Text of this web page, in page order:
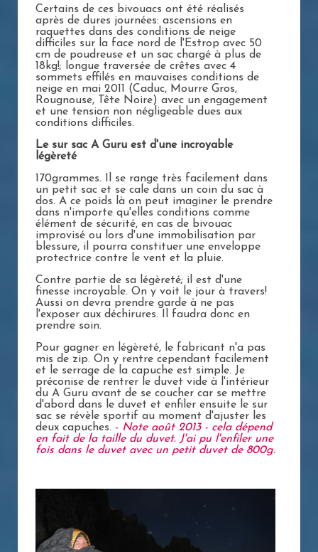
Certains de ces bivouacs ont été réalisés
après de dures journées: ascensions en
raquettes dans des conditions de neige
difficiles sur la face nord de l'Estrop avec 50
cm de poudreuse et un sac chargé à plus de
18kg!; longue traversée de crêtes avec 4
sommets effilés en mauvaises conditions de
neige en mai 2011 (Caduc, Mourre Gros,
Rougnouse, Tête Noire) avec un engagement
et une tension non négligeable dues aux
conditions difficiles.
Le sur sac A Guru est d'une incroyable
légèreté
170grammes. Il se range très facilement dans
un petit sac et se cale dans un coin du sac à
dos. A ce poids là on peut imaginer le prendre
dans n'importe qu'elles conditions comme
élément de sécurité, en cas de bivouac
improvisé ou lors d'une immobilisation par
blessure, il pourra constituer une enveloppe
protectrice contre le vent et la pluie.
Contre partie de sa légèreté; il est d'une
finesse incroyable. On y voit le jour à travers!
Aussi on devra prendre garde à ne pas
l'exposer aux déchirures. Il faudra donc en
prendre soin.
Pour gagner en légèreté, le fabricant n'a pas
mis de zip. On y rentre cependant facilement
et le serrage de la capuche est simple. Je
préconise de rentrer le duvet vide à l'intérieur
du A Guru avant de se coucher car se mettre
d'abord dans le duvet et enfiler ensuite le sur
sac se révèle sportif au moment d'ajuster les
deux capuches. - Note août 2013 - cela dépend
en fait de la taille du duvet. J'ai pu l'enfiler une
fois dans le duvet avec un petit duvet de 800g.